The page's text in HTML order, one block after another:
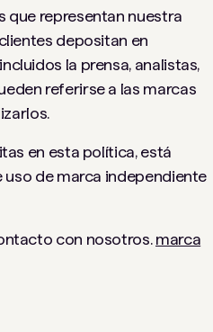
que representan nuestra
depositan en
la prensa, analistas,
referirse a las marcas
en esta política, está
de marca independiente
con nosotros.marca